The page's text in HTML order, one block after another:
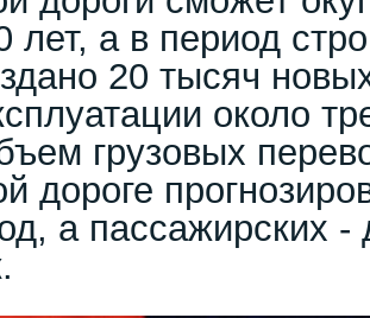
лет, а в период
20 тысяч
около
грузовых
дороге
а пассажирских